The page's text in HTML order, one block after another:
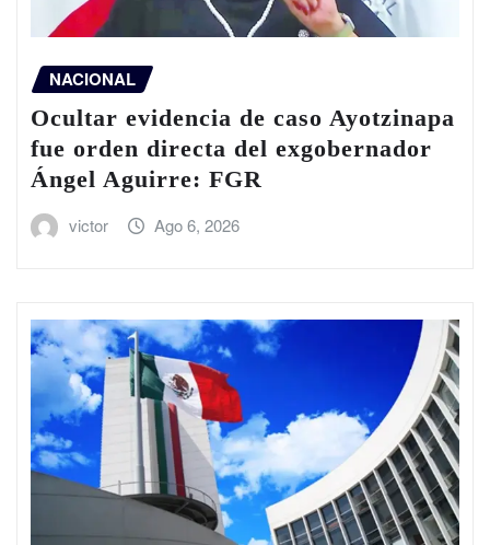
NACIONAL
Ocultar evidencia de caso Ayotzinapa
fue orden directa del exgobernador
Ángel Aguirre: FGR
victor Ago 6, 2026